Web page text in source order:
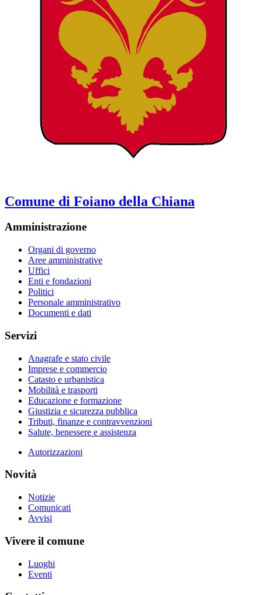
Comune di Foiano della Chiana
Amministrazione
Organi di governo
Aree amministrative
Uffici
Enti e fondazioni
Politici
Personale amministrativo
Documenti e dati
Servizi
Anagrafe e stato civile
Imprese e commercio
Catasto e urbanistica
Mobilità e trasporti
Educazione e formazione
Giustizia e sicurezza pubblica
Tributi, finanze e contravvenzioni
Salute, benessere e assistenza
Autorizzazioni
Novità
Notizie
Comunicati
Avvisi
Vivere il comune
Luoghi
Eventi